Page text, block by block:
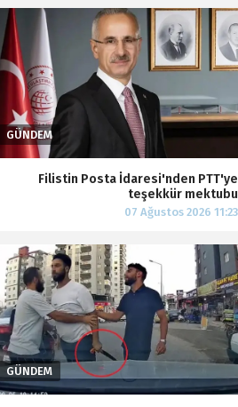
Filistin Posta İdaresi'nden PTT'ye
teşekkür mektubu